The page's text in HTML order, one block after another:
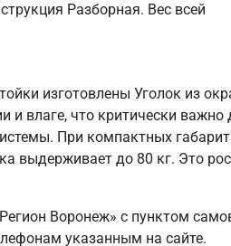
Разборная. Вес всей
изготовлены Уголок из
и влаге, что критически важно
При компактных
выдерживает до 80 кг. Это
Воронеж» с пунктом
указанным на сайте.